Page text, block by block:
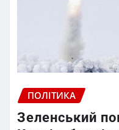
ПОЛІТИКА
Зеленський